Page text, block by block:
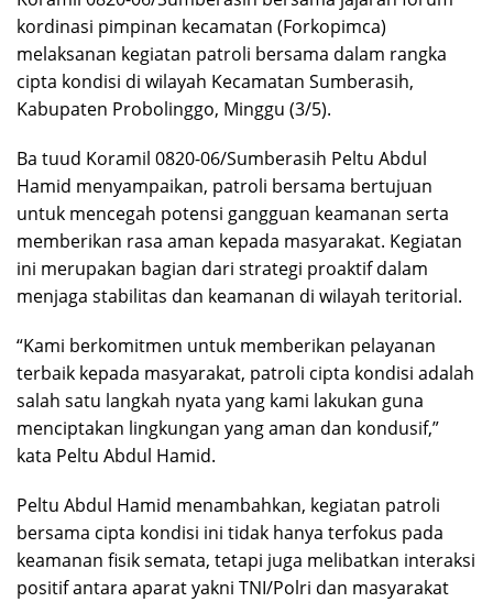
kordinasi pimpinan kecamatan (Forkopimca)
melaksanan kegiatan patroli bersama dalam rangka
cipta kondisi di wilayah Kecamatan Sumberasih,
Kabupaten Probolinggo, Minggu (3/5).
Ba tuud Koramil 0820-06/Sumberasih Peltu Abdul
Hamid menyampaikan, patroli bersama bertujuan
untuk mencegah potensi gangguan keamanan serta
memberikan rasa aman kepada masyarakat. Kegiatan
ini merupakan bagian dari strategi proaktif dalam
menjaga stabilitas dan keamanan di wilayah teritorial.
“Kami berkomitmen untuk memberikan pelayanan
terbaik kepada masyarakat, patroli cipta kondisi adalah
salah satu langkah nyata yang kami lakukan guna
menciptakan lingkungan yang aman dan kondusif,”
kata Peltu Abdul Hamid.
Peltu Abdul Hamid menambahkan, kegiatan patroli
bersama cipta kondisi ini tidak hanya terfokus pada
keamanan fisik semata, tetapi juga melibatkan interaksi
positif antara aparat yakni TNI/Polri dan masyarakat